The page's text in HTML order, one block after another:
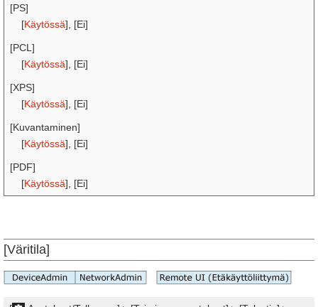
[PS]
[Käytössä], [Ei]
[PCL]
[Käytössä], [Ei]
[XPS]
[Käytössä], [Ei]
[Kuvantaminen]
[Käytössä], [Ei]
[PDF]
[Käytössä], [Ei]
[Väritila]